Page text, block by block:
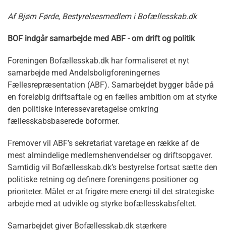
Af Bjørn Førde, Bestyrelsesmedlem i Bofællesskab.dk
BOF indgår samarbejde med ABF - om drift og politik
Foreningen Bofællesskab.dk har formaliseret et nyt
samarbejde med Andelsboligforeningernes
Fællesrepræsentation (ABF). Samarbejdet bygger både på
en foreløbig driftsaftale og en fælles ambition om at styrke
den politiske interessevaretagelse omkring
fællesskabsbaserede boformer.
Fremover vil ABF’s sekretariat varetage en række af de
mest almindelige medlemshenvendelser og driftsopgaver.
Samtidig vil Bofællesskab.dk’s bestyrelse fortsat sætte den
politiske retning og definere foreningens positioner og
prioriteter. Målet er at frigøre mere energi til det strategiske
arbejde med at udvikle og styrke bofællesskabsfeltet.
Samarbejdet giver Bofællesskab.dk stærkere